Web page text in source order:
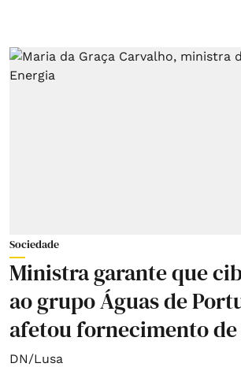
Sociedade
Ministra garante que
ao grupo Águas de
afetou fornecimento de
DN/Lusa